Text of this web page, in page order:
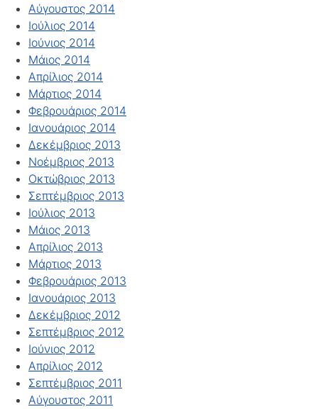
Αύγουστος 2014
Ιούλιος 2014
Ιούνιος 2014
Μάιος 2014
Απρίλιος 2014
Μάρτιος 2014
Φεβρουάριος 2014
Ιανουάριος 2014
Δεκέμβριος 2013
Νοέμβριος 2013
Οκτώβριος 2013
Σεπτέμβριος 2013
Ιούλιος 2013
Μάιος 2013
Απρίλιος 2013
Μάρτιος 2013
Φεβρουάριος 2013
Ιανουάριος 2013
Δεκέμβριος 2012
Σεπτέμβριος 2012
Ιούνιος 2012
Απρίλιος 2012
Σεπτέμβριος 2011
Αύγουστος 2011